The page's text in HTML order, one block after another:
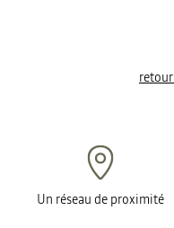
Un réseau de proximité